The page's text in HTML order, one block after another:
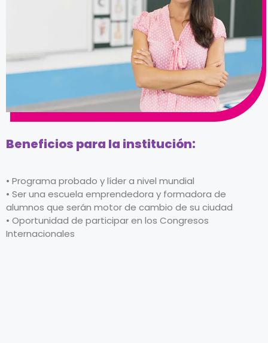
Beneficios para la institución:
• Programa probado y líder a nivel mundial
• Ser una escuela emprendedora y formadora de
alumnos que serán motor de cambio de su ciudad
• Oportunidad de participar en los Congresos
Internacionales